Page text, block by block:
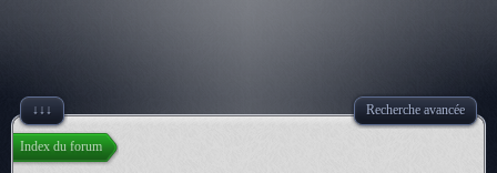
↓↓↓ Recherche avancée
Index du forum